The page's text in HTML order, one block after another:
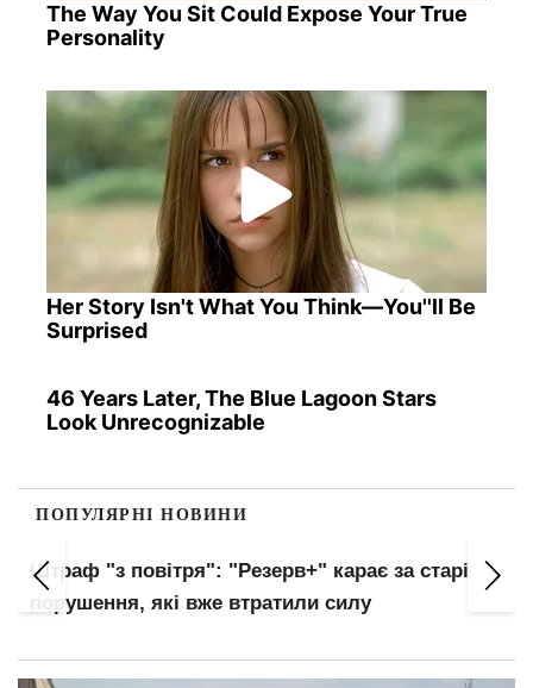
The Way You Sit Could Expose Your True
Personality
Her Story Isn't What You Think—You''ll Be
Surprised
46 Years Later, The Blue Lagoon Stars
Look Unrecognizable
ПОПУЛЯРНІ НОВИНИ
Штраф "з повітря": "Резерв+" карає за старі
порушення, які вже втратили силу